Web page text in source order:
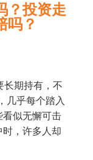
？投资走
吗？
长期持有，不
几乎每个踏入
似无懈可击
，许多人却